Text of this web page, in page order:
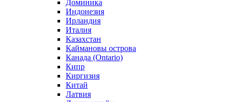
Доминика
Индонезия
Ирландия
Италия
Казахстан
Каймановы острова
Канада (Ontario)
Кипр
Киргизия
Китай
Латвия